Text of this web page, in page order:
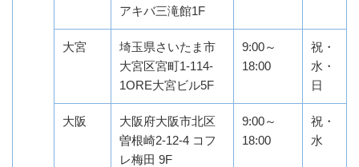
アキバ三滝館1F
大宮
埼玉県さいたま市
大宮区宮町1-114-
1ORE大宮ビル5F
9:00～
18:00
祝・
水・
日
大阪
大阪府大阪市北区
曽根崎2-12-4 コフ
レ梅田 9F
9:00～
18:00
祝・
水